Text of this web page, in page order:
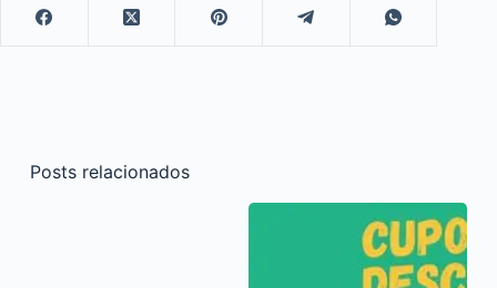
Posts relacionados